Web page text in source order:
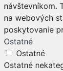
návštevníkom.
na webových
poskytovanie
Ostatné
Ostatné
Ostatné